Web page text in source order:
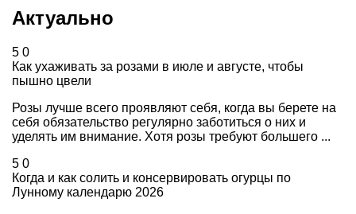
Актуально
5 0
Как ухаживать за розами в июле и августе, чтобы
пышно цвели
Розы лучше всего проявляют себя, когда вы берете на
себя обязательство регулярно заботиться о них и
уделять им внимание. Хотя розы требуют большего ...
5 0
Когда и как солить и консервировать огурцы по
Лунному календарю 2026